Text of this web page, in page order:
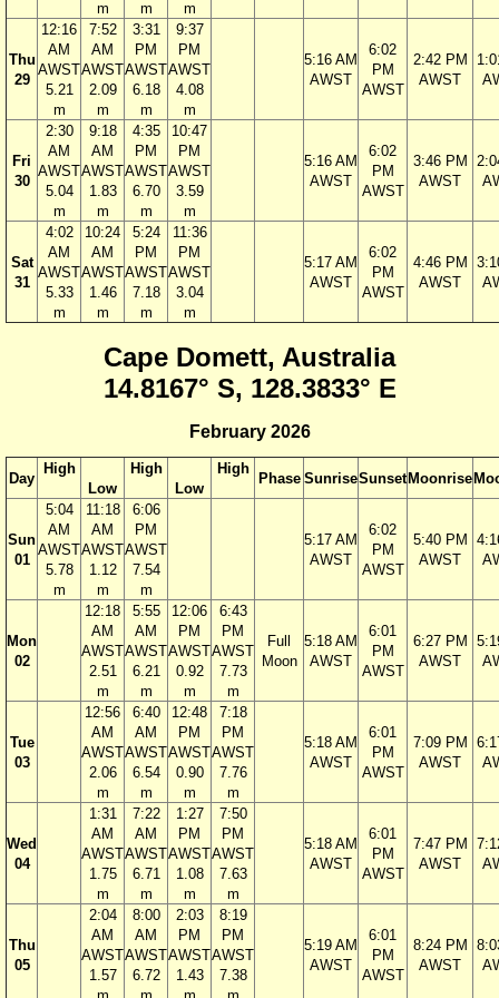
m
m
m
Thu
29
12:16
AM
AWST
5.21
m
7:52
AM
AWST
2.09
m
3:31
PM
AWST
6.18
m
9:37
PM
AWST
4.08
m
5:16 AM
AWST
6:02
PM
AWST
2:42 PM
AWST
Fri
30
2:30
AM
AWST
5.04
m
9:18
AM
AWST
1.83
m
4:35
PM
AWST
6.70
m
10:47
PM
AWST
3.59
m
5:16 AM
AWST
6:02
PM
AWST
3:46 PM
AWST
Sat
31
4:02
AM
AWST
5.33
m
10:24
AM
AWST
1.46
m
5:24
PM
AWST
7.18
m
11:36
PM
AWST
3.04
m
5:17 AM
AWST
6:02
PM
AWST
4:46 PM
AWST
Cape Domett, Australia
14.8167° S, 128.3833° E
February 2026
Day
High
Low
High
Low
High
Phase SunriseSunset Moonrise
Sun
01
5:04
AM
AWST
5.78
m
11:18
AM
AWST
1.12
m
6:06
PM
AWST
7.54
m
5:17 AM
AWST
6:02
PM
AWST
5:40 PM
AWST
Mon
02
12:18
AM
AWST
2.51
m
5:55
AM
AWST
6.21
m
12:06
PM
AWST
0.92
m
6:43
PM
AWST
7.73
m
Full
Moon
5:18 AM
AWST
6:01
PM
AWST
6:27 PM
AWST
Tue
03
12:56
AM
AWST
2.06
m
6:40
AM
AWST
6.54
m
12:48
PM
AWST
0.90
m
7:18
PM
AWST
7.76
m
5:18 AM
AWST
6:01
PM
AWST
7:09 PM
AWST
Wed
04
1:31
AM
AWST
1.75
m
7:22
AM
AWST
6.71
m
1:27
PM
AWST
1.08
m
7:50
PM
AWST
7.63
m
5:18 AM
AWST
6:01
PM
AWST
7:47 PM
AWST
Thu
05
2:04
AM
AWST
1.57
8:00
AM
AWST
6.72
2:03
PM
AWST
1.43
8:19
PM
AWST
7.38
5:19 AM
AWST
6:01
PM
AWST
8:24 PM
AWST